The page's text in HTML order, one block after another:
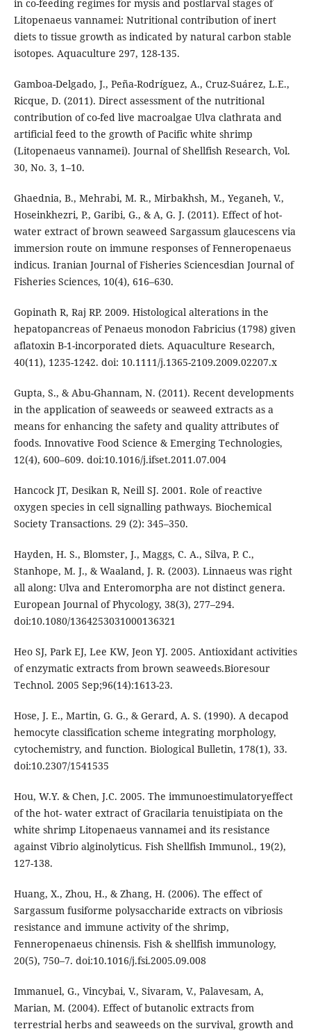
in co-feeding regimes for mysis and postlarval stages of
Litopenaeus vannamei: Nutritional contribution of inert
diets to tissue growth as indicated by natural carbon stable
isotopes. Aquaculture 297, 128-135.
Gamboa-Delgado, J., Peña-Rodríguez, A., Cruz-Suárez, L.E.,
Ricque, D. (2011). Direct assessment of the nutritional
contribution of co-fed live macroalgae Ulva clathrata and
artificial feed to the growth of Pacific white shrimp
(Litopenaeus vannamei). Journal of Shellfish Research, Vol.
30, No. 3, 1–10.
Ghaednia, B., Mehrabi, M. R., Mirbakhsh, M., Yeganeh, V.,
Hoseinkhezri, P., Garibi, G., & A, G. J. (2011). Effect of hot-
water extract of brown seaweed Sargassum glaucescens via
immersion route on immune responses of Fenneropenaeus
indicus. Iranian Journal of Fisheries Sciencesdian Journal of
Fisheries Sciences, 10(4), 616–630.
Gopinath R, Raj RP. 2009. Histological alterations in the
hepatopancreas of Penaeus monodon Fabricius (1798) given
aflatoxin B-1-incorporated diets. Aquaculture Research,
40(11), 1235-1242. doi: 10.1111/j.1365-2109.2009.02207.x
Gupta, S., & Abu-Ghannam, N. (2011). Recent developments
in the application of seaweeds or seaweed extracts as a
means for enhancing the safety and quality attributes of
foods. Innovative Food Science & Emerging Technologies,
12(4), 600–609. doi:10.1016/j.ifset.2011.07.004
Hancock JT, Desikan R, Neill SJ. 2001. Role of reactive
oxygen species in cell signalling pathways. Biochemical
Society Transactions. 29 (2): 345–350.
Hayden, H. S., Blomster, J., Maggs, C. A., Silva, P. C.,
Stanhope, M. J., & Waaland, J. R. (2003). Linnaeus was right
all along: Ulva and Enteromorpha are not distinct genera.
European Journal of Phycology, 38(3), 277–294.
doi:10.1080/1364253031000136321
Heo SJ, Park EJ, Lee KW, Jeon YJ. 2005. Antioxidant activities
of enzymatic extracts from brown seaweeds.Bioresour
Technol. 2005 Sep;96(14):1613-23.
Hose, J. E., Martin, G. G., & Gerard, A. S. (1990). A decapod
hemocyte classification scheme integrating morphology,
cytochemistry, and function. Biological Bulletin, 178(1), 33.
doi:10.2307/1541535
Hou, W.Y. & Chen, J.C. 2005. The immunoestimulatoryeffect
of the hot- water extract of Gracilaria tenuistipiata on the
white shrimp Litopenaeus vannamei and its resistance
against Vibrio alginolyticus. Fish Shellfish Immunol., 19(2),
127-138.
Huang, X., Zhou, H., & Zhang, H. (2006). The effect of
Sargassum fusiforme polysaccharide extracts on vibriosis
resistance and immune activity of the shrimp,
Fenneropenaeus chinensis. Fish & shellfish immunology,
20(5), 750–7. doi:10.1016/j.fsi.2005.09.008
Immanuel, G., Vincybai, V., Sivaram, V., Palavesam, A,
Marian, M. (2004). Effect of butanolic extracts from
terrestrial herbs and seaweeds on the survival, growth and